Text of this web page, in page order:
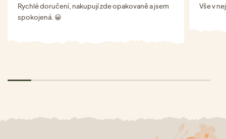
Rychlé doručení, nakupují zde opakovaně a jsem
spokojená. 😀
Vše v